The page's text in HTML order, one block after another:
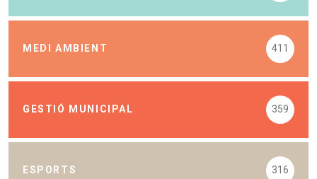
MEDI AMBIENT 411
GESTIÓ MUNICIPAL 359
ESPORTS 316